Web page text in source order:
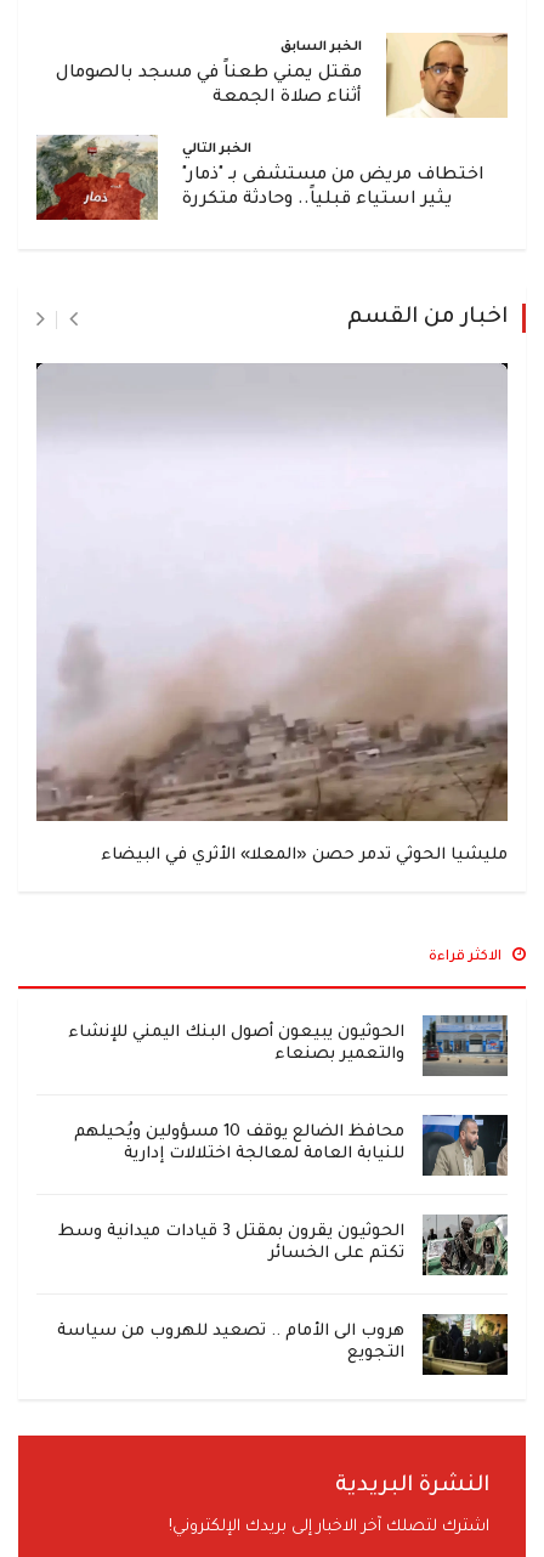
الخبر السابق
مقتل يمني طعناً في مسجد بالصومال
أثناء صلاة الجمعة
الخبر التالي
اختطاف مريض من مستشفى بـ "ذمار"
يثير استياء قبلياً.. وحادثة متكررة
اخبار من القسم
مليشيا الحوثي تدمر حصن «المعلا» الأثري في البيضاء
الاكثر قراءة
الحوثيون يبيعون أصول البنك اليمني للإنشاء
والتعمير بصنعاء
محافظ الضالع يوقف 10 مسؤولين ويُحيلهم
للنيابة العامة لمعالجة اختلالات إدارية
الحوثيون يقرون بمقتل 3 قيادات ميدانية وسط
تكتم على الخسائر
هروب الى الأمام .. تصعيد للهروب من سياسة
التجويع
النشرة البريدية
اشترك لتصلك آخر الاخبار إلى بريدك الإلكتروني!